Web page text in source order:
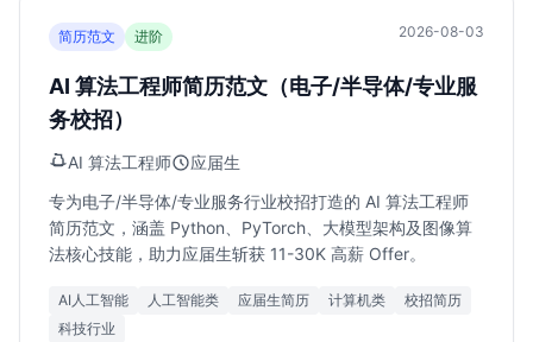
简历范文 进阶 2026-08-03
AI 算法工程师简历范文（电子/半导体/专业服
务校招）
AI 算法工程师
应届生
专为电子/半导体/专业服务行业校招打造的 AI 算法工程师
简历范文，涵盖 Python、PyTorch、大模型架构及图像算
法核心技能，助力应届生斩获 11-30K 高薪 Offer。
AI人工智能 人工智能类 应届生简历 计算机类
校招简历
科技行业